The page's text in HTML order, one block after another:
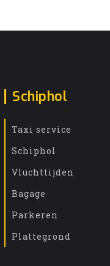
Schiphol
Taxi service
Schiphol
Vluchttijden
Bagage
Parkeren
Plattegrond